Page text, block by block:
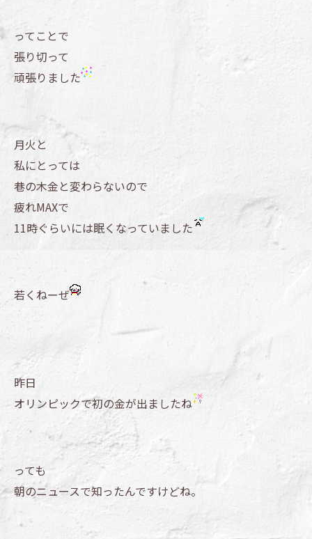
ってことで
張り切って
頑張りました
月火と
私にとっては
巷の木金と変わらないので
疲れMAXで
11時ぐらいには眠くなっていました
若くねーぜ
昨日
オリンピックで初の金が出ましたね
っても
朝のニュースで知ったんですけどね。